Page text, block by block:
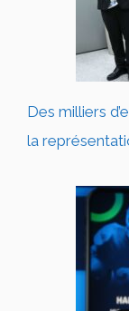
Des milliers
la